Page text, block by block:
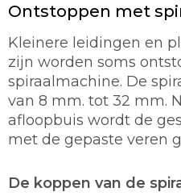
Ontstoppen met
Kleinere leidingen en
zijn worden soms
spiraalmachine. De
van 8 mm. tot 32 mm.
afloopbuis wordt de
met de gepaste veren
De koppen van de